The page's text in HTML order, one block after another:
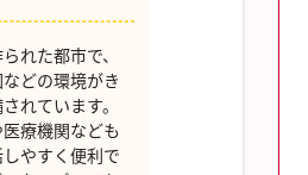
れた都市で、
どの環境がき
れています。
療機関なども
やすく便利で